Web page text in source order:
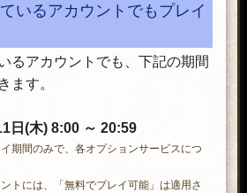
いるアカウントでもプレイ
るアカウントでも、下記の期間
ます。
日(木) 8:00 ～ 20:59
期間のみで、各オプションサービスにつ
トには、「無料でプレイ可能」は適用さ